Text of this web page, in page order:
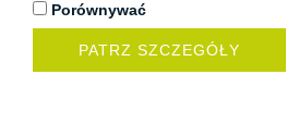
Porównywać
PATRZ SZCZEGÓŁY